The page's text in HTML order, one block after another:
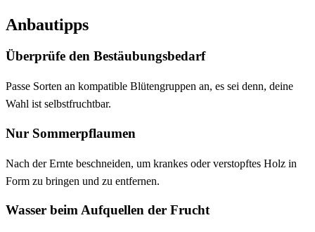
Anbautipps
Überprüfe den Bestäubungsbedarf
Passe Sorten an kompatible Blütengruppen an, es sei denn, deine
Wahl ist selbstfruchtbar.
Nur Sommerpflaumen
Nach der Ernte beschneiden, um krankes oder verstopftes Holz in
Form zu bringen und zu entfernen.
Wasser beim Aufquellen der Frucht